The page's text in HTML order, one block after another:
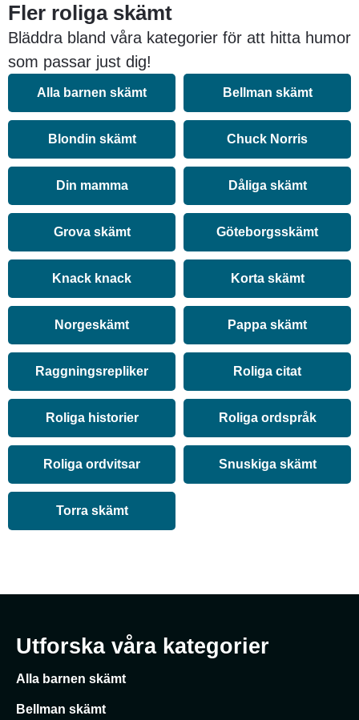
Fler roliga skämt
Bläddra bland våra kategorier för att hitta humor
som passar just dig!
Alla barnen skämt Bellman skämt
Blondin skämt Chuck Norris
Din mamma Dåliga skämt
Grova skämt Göteborgsskämt
Knack knack Korta skämt
Norgeskämt Pappa skämt
Raggningsrepliker Roliga citat
Roliga historier Roliga ordspråk
Roliga ordvitsar Snuskiga skämt
Torra skämt
Utforska våra kategorier
Alla barnen skämt
Bellman skämt